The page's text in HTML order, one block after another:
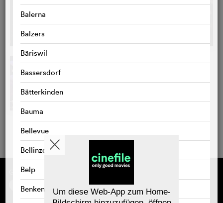
Balerna
Balzers
Bäriswil
Bassersdorf
Bätterkinden
Bauma
Bellevue
Bellinzona
Belp
Benken
Gefördert von
Registrieren/abonnieren
Newsletter
Häufig gestellte Fragen (FAQ)
Um diese Web-App zum Home-